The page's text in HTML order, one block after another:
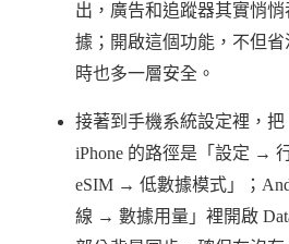
出，廣告和追蹤器其實悄
據；開啟這個功能，不但
時也多一層安全。
接著到手機系統設定裡，把
iPhone 的路徑是「設定 →
eSIM → 低數據模式」；
線 → 數據用量」裡開啟